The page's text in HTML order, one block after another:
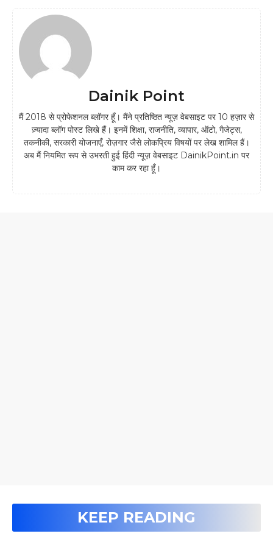
Dainik Point
मैं 2018 से प्रोफेशनल ब्लॉगर हूँ। मैंने प्रतिष्ठित न्यूज़ वेबसाइट पर 10 हज़ार से
ज़्यादा ब्लॉग पोस्ट लिखे हैं। इनमें शिक्षा, राजनीति, व्यापार, ऑटो, गैजेट्स,
तकनीकी, सरकारी योजनाएँ, रोज़गार जैसे लोकप्रिय विषयों पर लेख शामिल हैं।
अब मैं नियमित रूप से उभरती हुई हिंदी न्यूज़ वेबसाइट DainikPoint.in पर
काम कर रहा हूँ।
KEEP READING